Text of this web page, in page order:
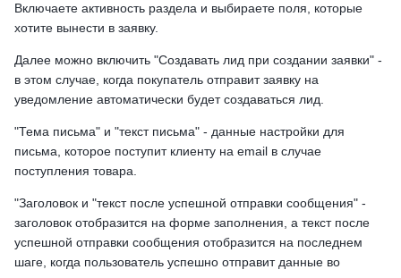
Включаете активность раздела и выбираете поля, которые
хотите вынести в заявку.
Далее можно включить "Создавать лид при создании заявки" -
в этом случае, когда покупатель отправит заявку на
уведомление автоматически будет создаваться лид.
"Тема письма" и "текст письма" - данные настройки для
письма, которое поступит клиенту на email в случае
поступления товара.
"Заголовок и "текст после успешной отправки сообщения" -
заголовок отобразится на форме заполнения, а текст после
успешной отправки сообщения отобразится на последнем
шаге, когда пользователь успешно отправит данные во